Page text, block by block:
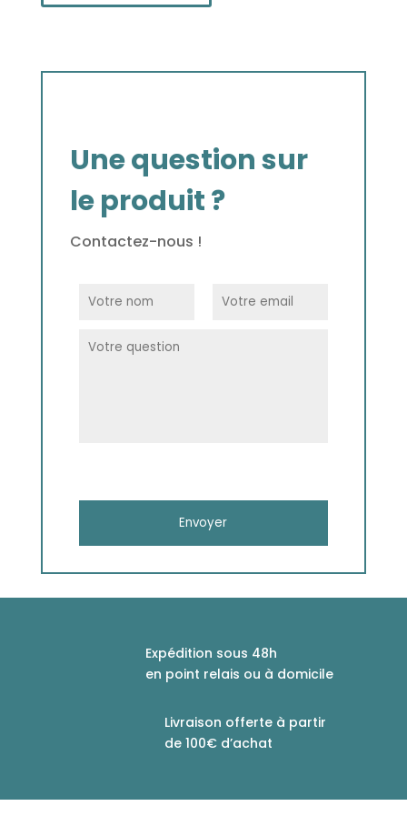
Une question sur
le produit ?
Contactez-nous !
Expédition sous 48h
en point relais ou à domicile
Livraison offerte à partir
de 100€ d’achat